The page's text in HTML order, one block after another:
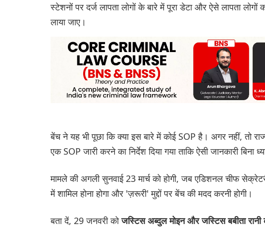
स्टेशनों पर दर्ज लापता लोगों के बारे में पूरा डेटा और ऐसे लापता
लाया जाए।
बेंच ने यह भी पूछा कि क्या इस बारे में कोई SOP है। अगर नहीं, तो
एक SOP जारी करने का निर्देश दिया गया ताकि ऐसी जानकारी बिना
मामले की अगली सुनवाई 23 मार्च को होगी, जब एडिशनल चीफ
में शामिल होना होगा और 'ज़रूरी' मुद्दों पर बेंच की मदद करनी होगी।
बता दें, 29 जनवरी कोजस्टिस अब्दुल मोइन और जस्टिस बबीता